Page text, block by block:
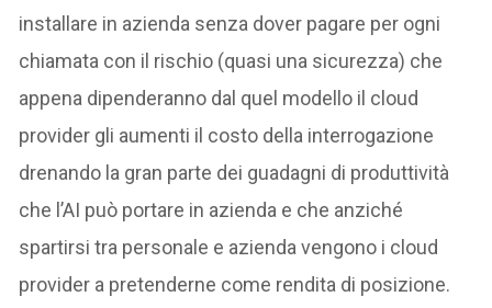
installare in azienda senza dover pagare per ogni
chiamata con il rischio (quasi una sicurezza) che
appena dipenderanno dal quel modello il cloud
provider gli aumenti il costo della interrogazione
drenando la gran parte dei guadagni di produttività
che l’AI può portare in azienda e che anziché
spartirsi tra personale e azienda vengono i cloud
provider a pretenderne come rendita di posizione.